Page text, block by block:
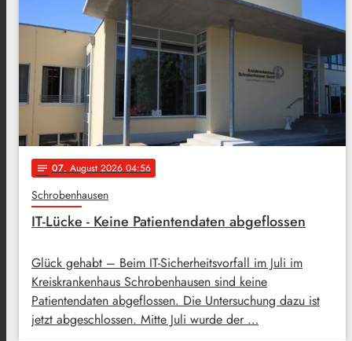
notes 07. August 2026 04:56
Schrobenhausen
IT-Lücke - Keine Patientendaten abgeflossen
Glück gehabt – Beim IT-Sicherheitsvorfall im Juli im
Kreiskrankenhaus Schrobenhausen sind keine
Patientendaten abgeflossen. Die Untersuchung dazu ist
jetzt abgeschlossen. Mitte Juli wurde der …